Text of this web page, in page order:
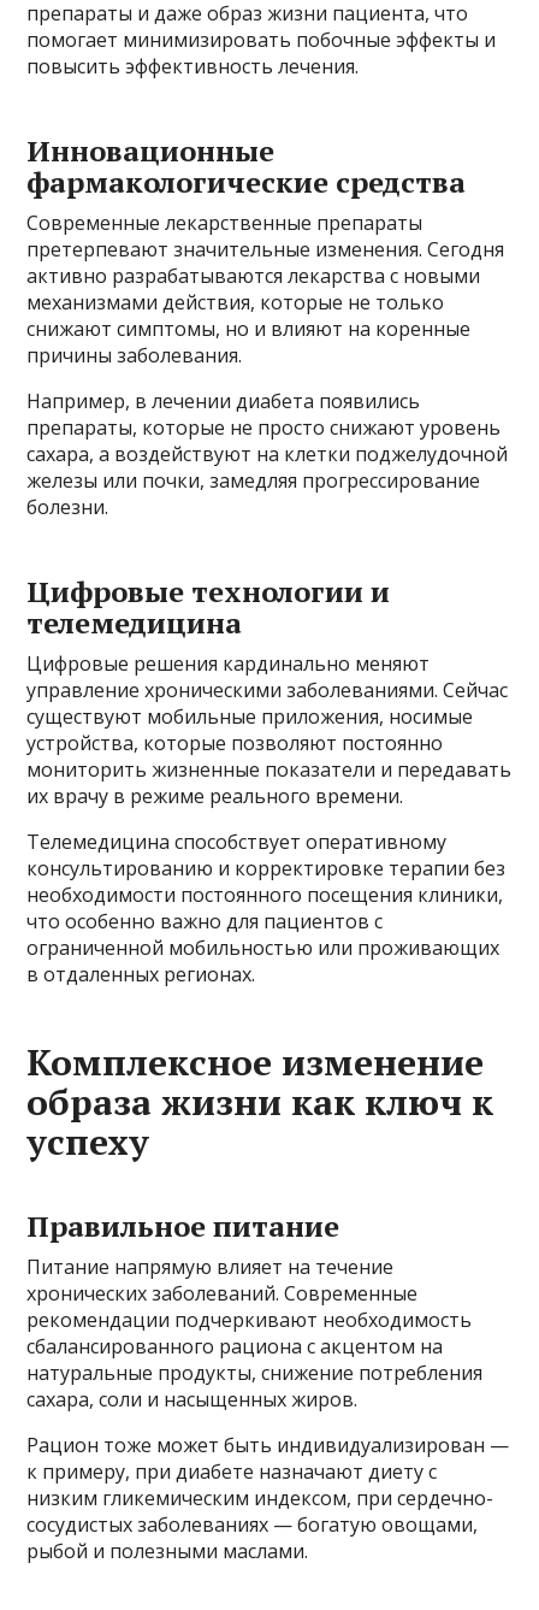
препараты и даже образ жизни пациента, что
помогает минимизировать побочные эффекты и
повысить эффективность лечения.
Инновационные
фармакологические средства
Современные лекарственные препараты
претерпевают значительные изменения. Сегодня
активно разрабатываются лекарства с новыми
механизмами действия, которые не только
снижают симптомы, но и влияют на коренные
причины заболевания.
Например, в лечении диабета появились
препараты, которые не просто снижают уровень
сахара, а воздействуют на клетки поджелудочной
железы или почки, замедляя прогрессирование
болезни.
Цифровые технологии и
телемедицина
Цифровые решения кардинально меняют
управление хроническими заболеваниями. Сейчас
существуют мобильные приложения, носимые
устройства, которые позволяют постоянно
мониторить жизненные показатели и передавать
их врачу в режиме реального времени.
Телемедицина способствует оперативному
консультированию и корректировке терапии без
необходимости постоянного посещения клиники,
что особенно важно для пациентов с
ограниченной мобильностью или проживающих
в отдаленных регионах.
Комплексное изменение
образа жизни как ключ к
успеху
Правильное питание
Питание напрямую влияет на течение
хронических заболеваний. Современные
рекомендации подчеркивают необходимость
сбалансированного рациона с акцентом на
натуральные продукты, снижение потребления
сахара, соли и насыщенных жиров.
Рацион тоже может быть индивидуализирован —
к примеру, при диабете назначают диету с
низким гликемическим индексом, при сердечно-
сосудистых заболеваниях — богатую овощами,
рыбой и полезными маслами.